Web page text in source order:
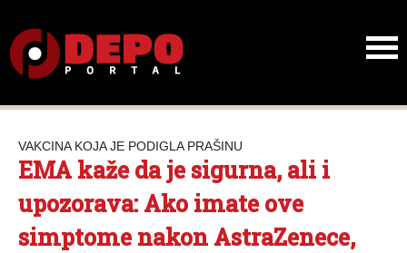
VAKCINA KOJA JE PODIGLA PRAŠINU
EMA kaže da je sigurna, ali i
upozorava: Ako imate ove
simptome nakon AstraZenece,